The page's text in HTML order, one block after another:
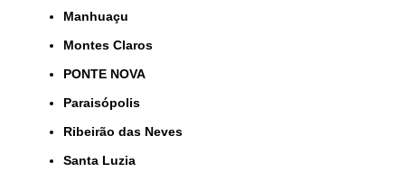
Manhuaçu
Montes Claros
PONTE NOVA
Paraisópolis
Ribeirão das Neves
Santa Luzia